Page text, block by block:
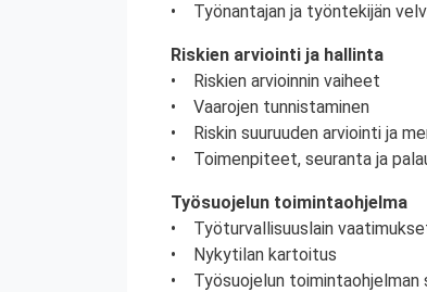
• Työnantajan ja työntekijän
Riskien arviointi ja hallinta
• Riskien arvioinnin vaiheet
• Vaarojen tunnistaminen
• Riskin suuruuden arviointi ja
• Toimenpiteet, seuranta ja
Työsuojelun toimintaohjelma
• Työturvallisuuslain
• Nykytilan kartoitus
• Työsuojelun toimintaohjelman